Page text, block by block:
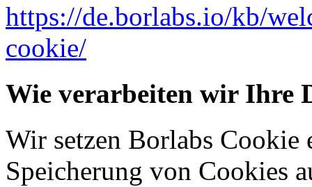
https://de.borlabs.io/kb/
cookie/
Wie verarbeiten wir Ihre
Wir setzen Borlabs
Speicherung von Cookies